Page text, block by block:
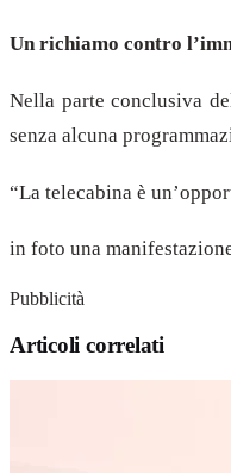
Un richiamo contro
Nella parte conclusiva
senza alcuna
“La telecabina è
in foto una
Pubblicità
Articoli correlati